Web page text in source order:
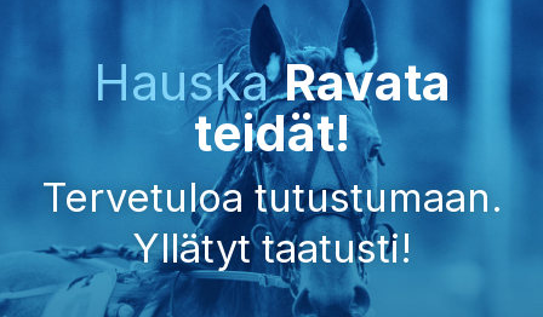
HauskaRavata
teidät!
Tervetuloa tutustumaan.
Yllätyt taatusti!